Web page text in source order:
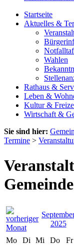
Startseite
Aktuelles &
Wahlen
Rathaus &
Leben &
Kultur &
Wirtschaft &
Sie sind hier:
Termine >
2025
Mo
Di Mi Do Fr